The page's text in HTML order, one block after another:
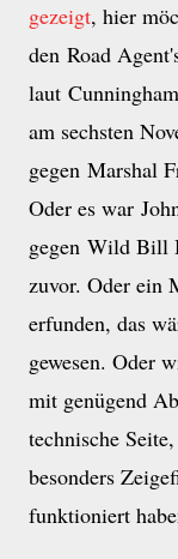
gezeigt, hier
den Road
laut
am sechsten
gegen Marshal
Oder es war
gegen Wild Bill
zuvor. Oder ein
erfunden, das
gewesen. Oder
mit genügend
technische
besonders
funktioniert